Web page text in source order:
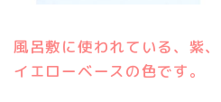
風呂敷に使われている、紫
イエローベースの色です。